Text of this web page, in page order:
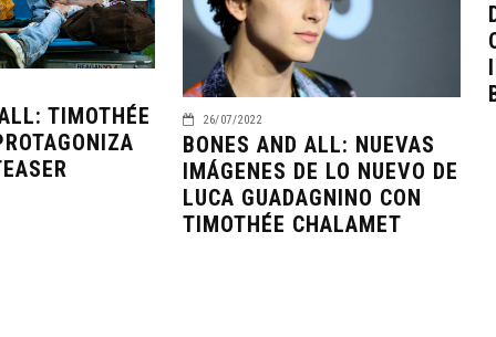
TIMOTHÉE
26/07/2022
BONES AND ALL: NUEVAS
IMÁGENES DE LO NUEVO DE
LUCA GUADAGNINO CON
TIMOTHÉE CHALAMET